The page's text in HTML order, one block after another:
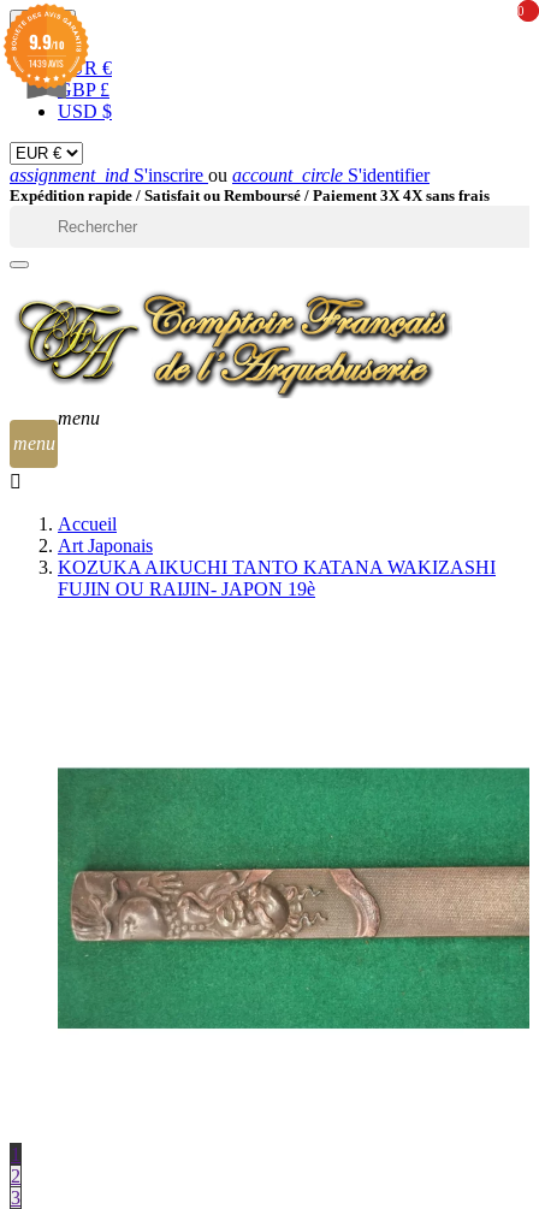
EUR 
EUR €
GBP £
USD $
assignment_ind S'inscrire ou account_circle S'identifier
Expédition rapide / Satisfait ou Remboursé / Paiement 3X 4X sans frais
menu
0
0
menu
Accueil
Art Japonais
KOZUKA AIKUCHI TANTO KATANA WAKIZASHI
FUJIN OU RAIJIN- JAPON 19è
1
2
3
9.9/10
1439 AVIS